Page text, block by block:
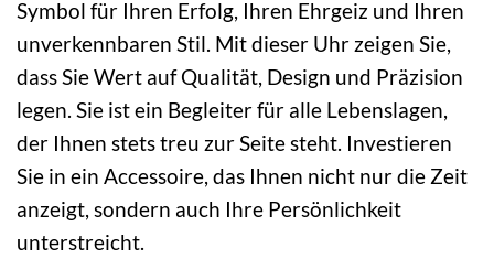
Symbol für Ihren Erfolg, Ihren Ehrgeiz und Ihren
unverkennbaren Stil. Mit dieser Uhr zeigen Sie,
dass Sie Wert auf Qualität, Design und Präzision
legen. Sie ist ein Begleiter für alle Lebenslagen,
der Ihnen stets treu zur Seite steht. Investieren
Sie in ein Accessoire, das Ihnen nicht nur die Zeit
anzeigt, sondern auch Ihre Persönlichkeit
unterstreicht.